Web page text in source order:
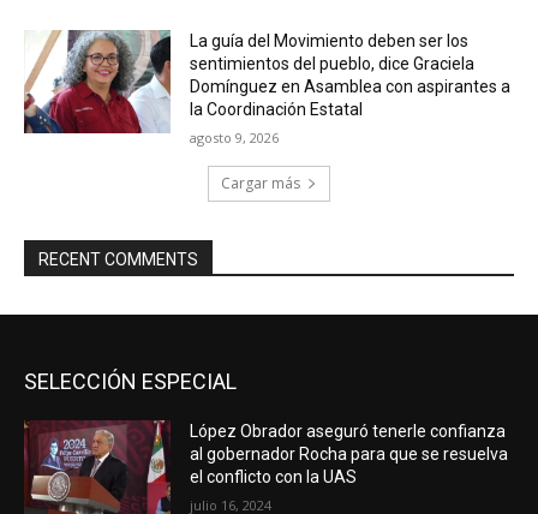
La guía del Movimiento deben ser los
sentimientos del pueblo, dice Graciela
Domínguez en Asamblea con aspirantes a
la Coordinación Estatal
agosto 9, 2026
Cargar más
RECENT COMMENTS
SELECCIÓN ESPECIAL
López Obrador aseguró tenerle confianza
al gobernador Rocha para que se resuelva
el conflicto con la UAS
julio 16, 2024